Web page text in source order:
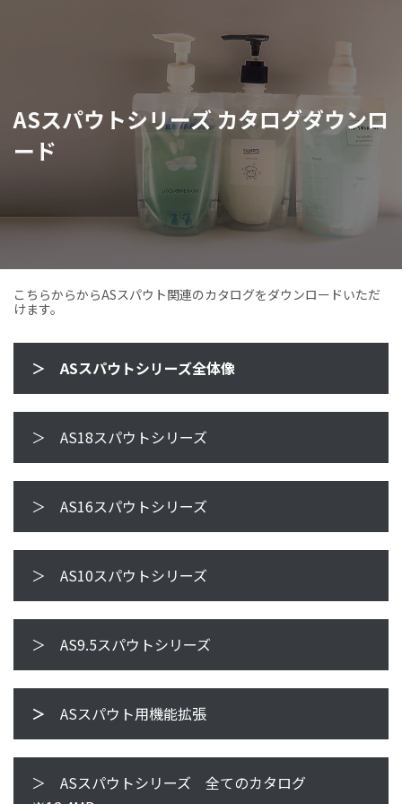
ASスパウトシリーズ カタログダウンロ
ード
こちらからからASスパウト関連のカタログをダウンロードいただ
けます。
＞ ASスパウトシリーズ全体像
＞ AS18スパウトシリーズ
＞ AS16スパウトシリーズ
＞ AS10スパウトシリーズ
＞ AS9.5スパウトシリーズ
＞ ASスパウト用機能拡張
＞ ASスパウトシリーズ 全てのカタログ